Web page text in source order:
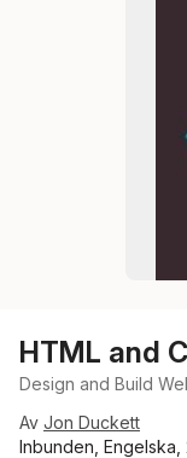
HTML and
Design and Build
Av Jon Duckett
Inbunden, Engelska,